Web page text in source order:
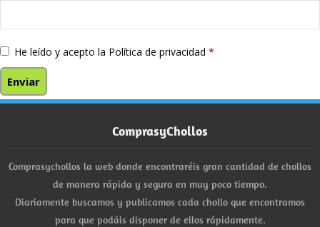
He leído y acepto la Política de privacidad *
ComprasyChollos
Comprasychollos la web donde encontraréis gran cantidad de chollos
de manera rápida y segura en muy poco tiempo.
Diariamente buscamos y publicamos cada chollo que encontramos
para que podáis disponer de ellos rápidamente.